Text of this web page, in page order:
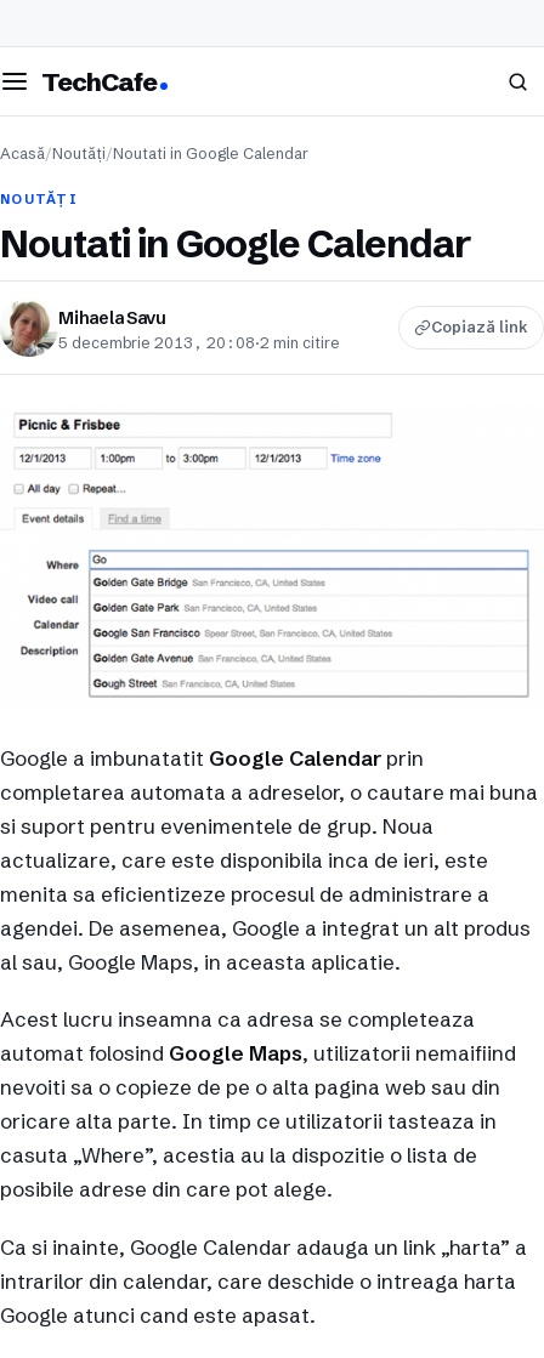
meniul
TechCafe Caută
Acasă/Noutăți/Noutati in Google Calendar
NOUTĂȚI
Noutati in Google Calendar
Mihaela Savu
5 decembrie 2013, 20:08·2 min citire
Copiază link
Google a imbunatatit Google Calendar prin
completarea automata a adreselor, o cautare mai buna
si suport pentru evenimentele de grup. Noua
actualizare, care este disponibila inca de ieri, este
menita sa eficientizeze procesul de administrare a
agendei. De asemenea, Google a integrat un alt produs
al sau, Google Maps, in aceasta aplicatie.
Acest lucru inseamna ca adresa se completeaza
automat folosind Google Maps, utilizatorii nemaifiind
nevoiti sa o copieze de pe o alta pagina web sau din
oricare alta parte. In timp ce utilizatorii tasteaza in
casuta „Where”, acestia au la dispozitie o lista de
posibile adrese din care pot alege.
Ca si inainte, Google Calendar adauga un link „harta” a
intrarilor din calendar, care deschide o intreaga harta
Google atunci cand este apasat.